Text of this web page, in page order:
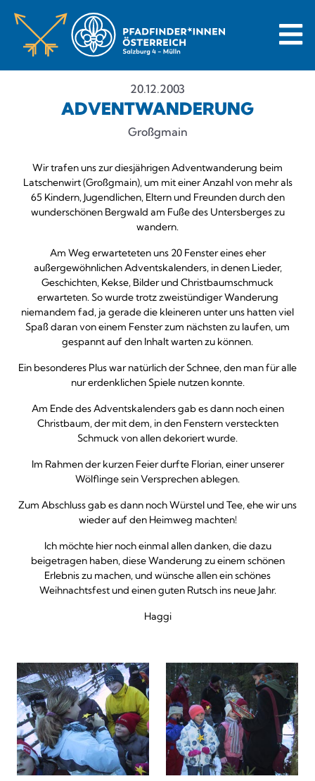
20.12.2003
ADVENTWANDERUNG
Großgmain
Wir trafen uns zur diesjährigen Adventwanderung beim
Latschenwirt (Großgmain), um mit einer Anzahl von mehr als
65 Kindern, Jugendlichen, Eltern und Freunden durch den
wunderschönen Bergwald am Fuße des Untersberges zu
wandern.
Am Weg erwarteteten uns 20 Fenster eines eher
außergewöhnlichen Adventskalenders, in denen Lieder,
Geschichten, Kekse, Bilder und Christbaumschmuck
erwarteten. So wurde trotz zweistündiger Wanderung
niemandem fad, ja gerade die kleineren unter uns hatten viel
Spaß daran von einem Fenster zum nächsten zu laufen, um
gespannt auf den Inhalt warten zu können.
Ein besonderes Plus war natürlich der Schnee, den man für alle
nur erdenklichen Spiele nutzen konnte.
Am Ende des Adventskalenders gab es dann noch einen
Christbaum, der mit dem, in den Fenstern versteckten
Schmuck von allen dekoriert wurde.
Im Rahmen der kurzen Feier durfte Florian, einer unserer
Wölflinge sein Versprechen ablegen.
Zum Abschluss gab es dann noch Würstel und Tee, ehe wir uns
wieder auf den Heimweg machten!
Ich möchte hier noch einmal allen danken, die dazu
beigetragen haben, diese Wanderung zu einem schönen
Erlebnis zu machen, und wünsche allen ein schönes
Weihnachtsfest und einen guten Rutsch ins neue Jahr.
Haggi